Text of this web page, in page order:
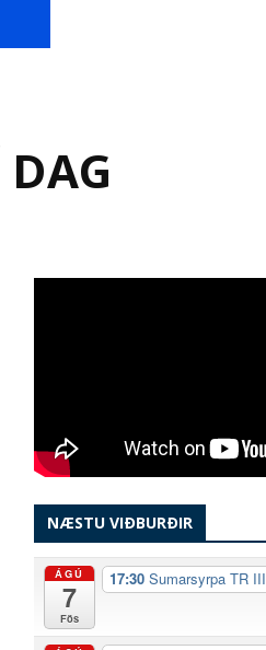
NÆSTU VIÐBURÐIR
ÁGÚ
7
Fös
17:30 Sumarsyrpa TR III